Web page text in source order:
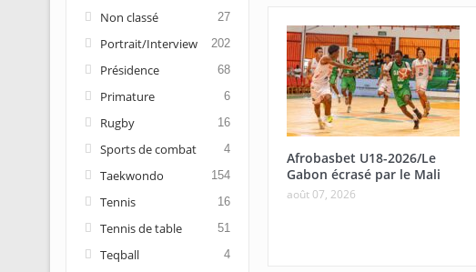
Afrobasbet U18-2026/Le
Gabon écrasé par le Mali
août 07, 2026
Non classé 27
Portrait/Interview 202
Présidence 68
Primature 6
Rugby 16
Sports de combat 4
Taekwondo 154
Tennis 16
Tennis de table 51
Teqball 4